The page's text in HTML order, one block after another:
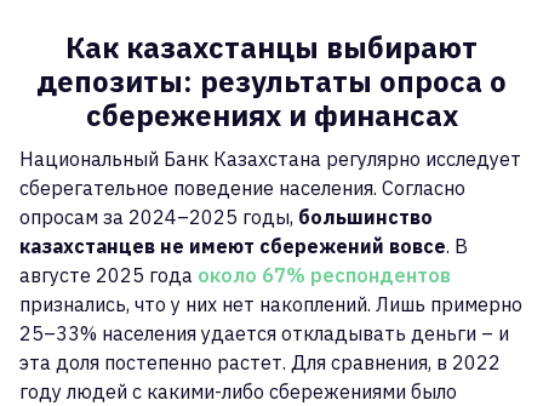
Как казахстанцы выбирают
депозиты: результаты опроса о
сбережениях и финансах
Национальный Банк Казахстана регулярно исследует
сберегательное поведение населения. Согласно
опросам за 2024–2025 годы, большинство
казахстанцев не имеют сбережений вовсе. В
августе 2025 года около 67% респондентов
признались, что у них нет накоплений. Лишь примерно
25–33% населения удается откладывать деньги – и
эта доля постепенно растет. Для сравнения, в 2022
году людей с какими-либо сбережениями было